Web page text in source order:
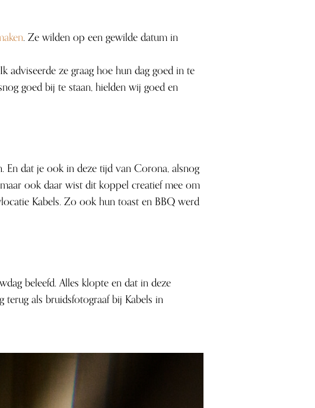
. Ze wilden op een gewilde datum in
adviseerde ze graag hoe hun dag goed in te
goed bij te staan, hielden wij goed en
En dat je ook in deze tijd van Corona, alsnog
ook daar wist dit koppel creatief mee om
Kabels. Zo ook hun toast en BBQ werd
beleefd. Alles klopte en dat in deze
als bruidsfotograaf bij Kabels in